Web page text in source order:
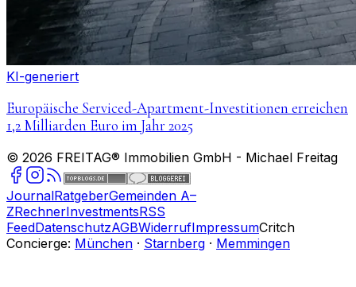
KI-generiert
Europäische Serviced-Apartment-Investitionen erreichen
1,2 Milliarden Euro im Jahr 2025
© 2026 FREITAG® Immobilien GmbH - Michael Freitag
JournalRatgeberGemeinden A–
ZRechnerInvestmentsRSS
FeedDatenschutzAGBWiderrufImpressumCritch
Concierge: München · Starnberg · Memmingen